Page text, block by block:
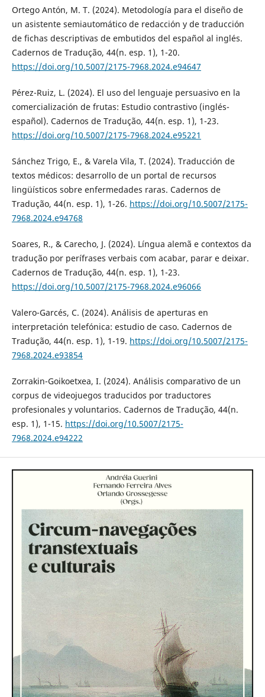
Ortego Antón, M. T. (2024). Metodología para el diseño de
un asistente semiautomático de redacción y de traducción
de fichas descriptivas de embutidos del español al inglés.
Cadernos de Tradução, 44(n. esp. 1), 1-20.
https://doi.org/10.5007/2175-7968.2024.e94647
Pérez-Ruiz, L. (2024). El uso del lenguaje persuasivo en la
comercialización de frutas: Estudio contrastivo (inglés-
español). Cadernos de Tradução, 44(n. esp. 1), 1-23.
https://doi.org/10.5007/2175-7968.2024.e95221
Sánchez Trigo, E., & Varela Vila, T. (2024). Traducción de
textos médicos: desarrollo de un portal de recursos
lingüísticos sobre enfermedades raras. Cadernos de
Tradução, 44(n. esp. 1), 1-26. https://doi.org/10.5007/2175-
7968.2024.e94768
Soares, R., & Carecho, J. (2024). Língua alemã e contextos da
tradução por perífrases verbais com acabar, parar e deixar.
Cadernos de Tradução, 44(n. esp. 1), 1-23.
https://doi.org/10.5007/2175-7968.2024.e96066
Valero-Garcés, C. (2024). Análisis de aperturas en
interpretación telefónica: estudio de caso. Cadernos de
Tradução, 44(n. esp. 1), 1-19. https://doi.org/10.5007/2175-
7968.2024.e93854
Zorrakin-Goikoetxea, I. (2024). Análisis comparativo de un
corpus de videojuegos traducidos por traductores
profesionales y voluntarios. Cadernos de Tradução, 44(n.
esp. 1), 1-15. https://doi.org/10.5007/2175-
7968.2024.e94222